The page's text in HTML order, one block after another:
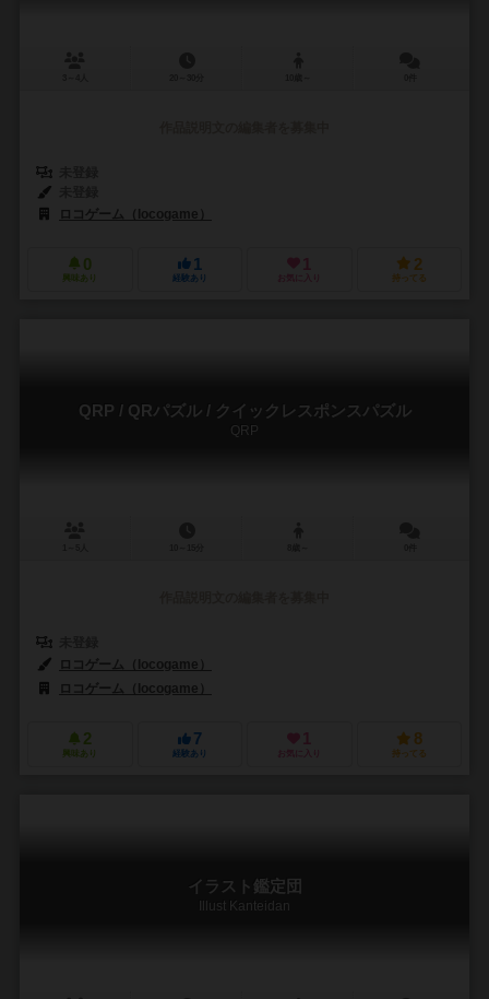
ロコゲーム（locogame）
0
興味あり
1
経験あり
1
お気に入り
2
持ってる
QRP / QRパズル / クイックレスポンスパズル
QRP
ロコゲーム（locogame）
ロコゲーム（locogame）
2
興味あり
7
経験あり
1
お気に入り
8
持ってる
イラスト鑑定団
Illust Kanteidan